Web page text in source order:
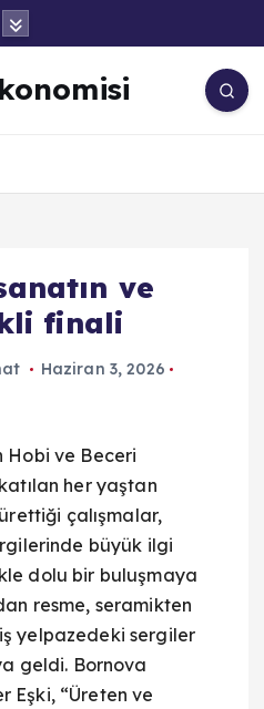
ve
finali
Haziran 3, 2026
Hobi ve Beceri
her yaştan
çalışmalar,
büyük ilgi
dolu bir buluşmaya
resme, seramikten
yelpazedeki sergiler
geldi. Bornova
Eşki, “Üreten ve